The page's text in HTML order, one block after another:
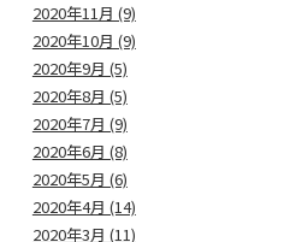
2020年11月 (9)
2020年10月 (9)
2020年9月 (5)
2020年8月 (5)
2020年7月 (9)
2020年6月 (8)
2020年5月 (6)
2020年4月 (14)
2020年3月 (11)